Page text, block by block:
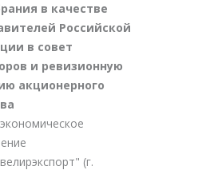
в качестве
Российской
в совет
и ревизионную
акционерного
(г.